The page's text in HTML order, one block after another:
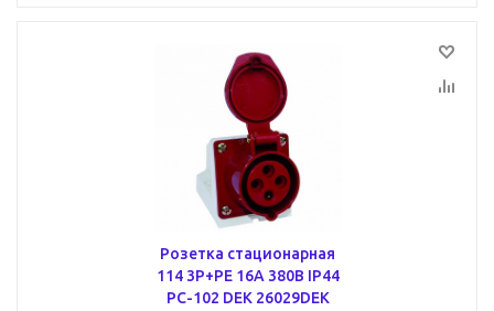
Розетка стационарная
114 3Р+РЕ 16А 380В IP44
РС-102 DEK 26029DEK